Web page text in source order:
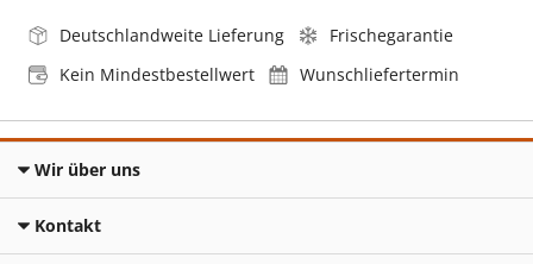
Deutschlandweite Lieferung
Frischegarantie
Kein Mindestbestellwert
Wunschliefertermin
Wir über uns
Kontakt